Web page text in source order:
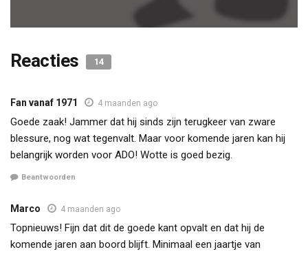
Reacties 14
Fan vanaf 1971 4 maanden ago
Goede zaak! Jammer dat hij sinds zijn terugkeer van zware
blessure, nog wat tegenvalt. Maar voor komende jaren kan hij
belangrijk worden voor ADO! Wotte is goed bezig.
Beantwoorden
Marco 4 maanden ago
Topnieuws! Fijn dat dit de goede kant opvalt en dat hij de
komende jaren aan boord blijft. Minimaal een jaartje van